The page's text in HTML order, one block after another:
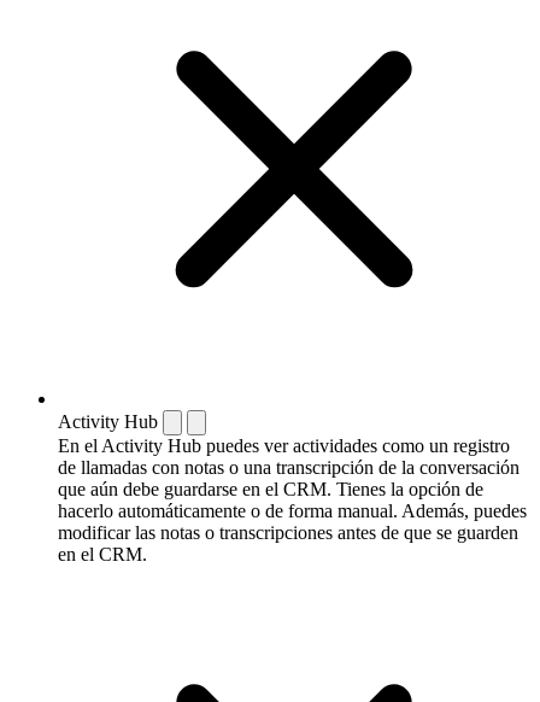
Activity Hub
En el Activity Hub puedes ver actividades como un registro
de llamadas con notas o una transcripción de la conversación
que aún debe guardarse en el CRM. Tienes la opción de
hacerlo automáticamente o de forma manual. Además, puedes
modificar las notas o transcripciones antes de que se guarden
en el CRM.